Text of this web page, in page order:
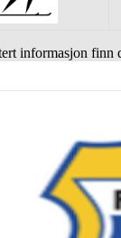
informasjon finn